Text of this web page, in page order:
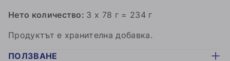
Нето количество: 3 x 78 г = 234 г
Продуктът е хранителна добавка.
ПОЛЗВАНЕ